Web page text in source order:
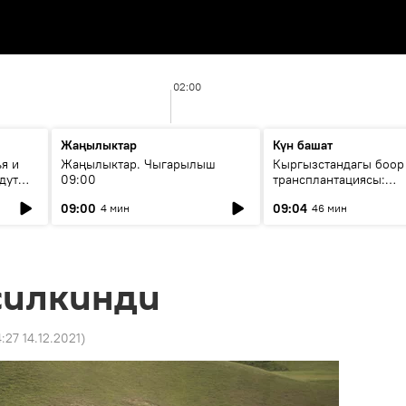
02:00
и
Жаңылыктар
Жаңылыктар. Чыгарылыш
09:00
09:00 4 мин
Күн башат
Кыргызстандагы боор
трансплантациясы:
келечеги
09:04 46 мин
14.12.2021)